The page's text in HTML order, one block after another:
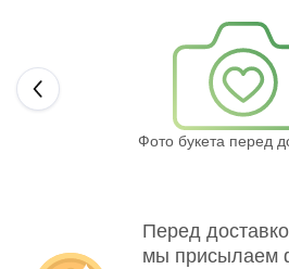
Фото букета перед
Перед
мы присылаем